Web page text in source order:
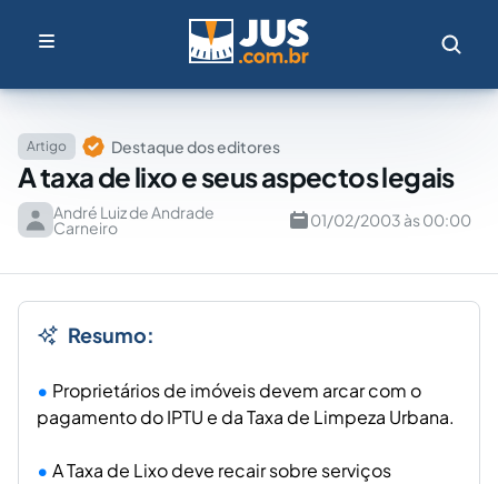
Artigo Destaque dos editores
A taxa de lixo e seus aspectos legais
André Luiz de Andrade
Carneiro 01/02/2003 às 00:00
Resumo:
Proprietários de imóveis devem arcar com o
pagamento do IPTU e da Taxa de Limpeza Urbana.
A Taxa de Lixo deve recair sobre serviços